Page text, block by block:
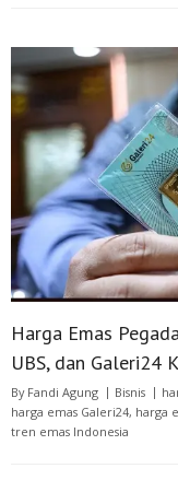
Harga Emas
UBS, dan Galeri24
By Fandi Agung Bisnis
harga emas Galeri24, harga
tren emas Indonesia